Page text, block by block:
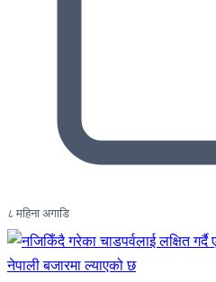
८ महिना अगाडि